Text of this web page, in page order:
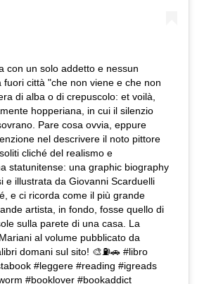
con un solo addetto e nessun
città "che non viene e che non
di alba o di crepuscolo: et voilà,
hopperiana, in cui il silenzio
Pare cosa ovvia, eppure
nel descrivere il noto pittore
cliché del realismo e
statunitense: una graphic biography
e illustrata da Giovanni Scarduelli
e ci ricorda come il più grande
artista, in fondo, fosse quello di
sulla parete di una casa. La
al volume pubblicato da
domani sul sito! 🎨⛽🚗 #libro
#leggere #reading #igreads
#booklover #bookaddict